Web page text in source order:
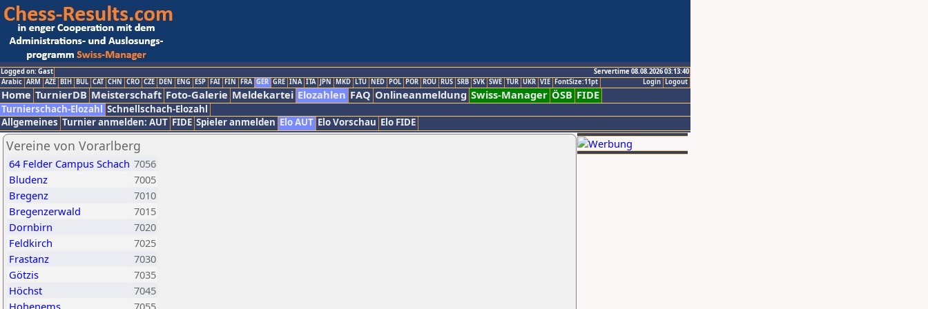
Logged on: Gast
Servertime 08.08.2026 03:13:40
Logout
Login
Arabic ARM AZE BIH BUL CAT CHN CRO CZE DEN ENG ESP FAI FIN FRA GER GRE INA ITA JPN MKD LTU NED POL POR ROU RUS SRB SVK SWE TUR UKR VIE FontSize:11pt
Home TurnierDB Meisterschaft Foto-Galerie Meldekartei Elozahlen FAQ Onlineanmeldung Swiss-Manager ÖSB FIDE
Turnierschach-Elozahl Schnellschach-Elozahl
Allgemeines Turnier anmelden: AUT FIDE Spieler anmelden Elo AUT Elo Vorschau Elo FIDE
Vereine von Vorarlberg
64 Felder Campus Schach 7056
Bludenz
7005
Bregenz
7010
Bregenzerwald
7015
Dornbirn
7020
Feldkirch
7025
Frastanz
7030
Götzis
7035
Höchst
7045
Hohenems
7055